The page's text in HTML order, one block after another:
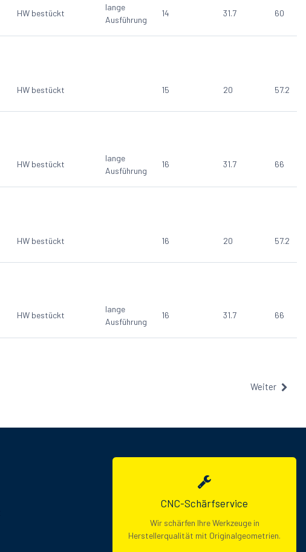
HW bestückt
lange
Ausführung
14 31.7 60
HW bestückt 15 20 57.2
HW bestückt
lange
Ausführung
16 31.7 66
HW bestückt 16 20 57.2
HW bestückt
lange
Ausführung
16 31.7 66
Weiter
CNC-Schärfservice
Wir schärfen Ihre Werkzeuge in
Herstellerqualität mit Originalgeometrien.